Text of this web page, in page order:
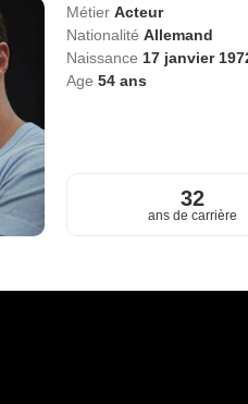
Métier Acteur
Nationalité Allemand
Naissance 17 janvier
Age 54ans
32
ans de carrière